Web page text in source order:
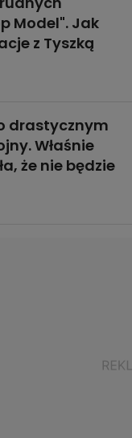
Model". Jak
z Tyszką
drastycznym
Właśnie
że nie będzie